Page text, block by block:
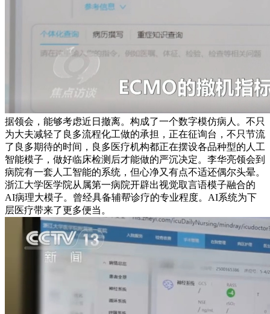
据领会，能够考虑近日撤离。构成了一个数字模仿病人。不只
为大夫减轻了良多流程化工做的承担，正在征询台，不只节流
了良多期待的时间，良多医疗机构都正在摆设各品种型的人工
智能模子，做好临床检测后才能做的严沉决定。李华亮领会到
病院有一套人工智能的系统，但心净又有点不适还偶尔头晕。
浙江大学医学院从属第一病院开辟出视觉取言语模子融合的
AI病理大模子。曾经具备辅帮诊疗的专业程度。AI系统为下
层医疗带来了更多便当。